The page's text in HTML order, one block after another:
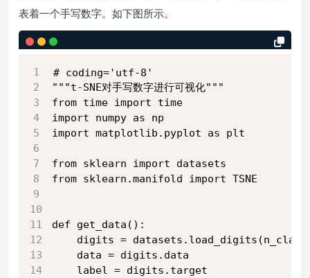
表着一个手写数字。如下图所示。
# coding='utf-8'
"""t-SNE对手写数字进行可视化"""
from time import time
import numpy as np
import matplotlib.pyplot as plt
from sklearn import datasets
from sklearn.manifold import TSNE
def get_data():
digits =
    data = digits.data
    label = digits.target